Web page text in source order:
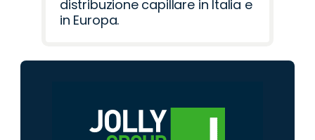
distribuzione capillare in Italia e
in Europa.